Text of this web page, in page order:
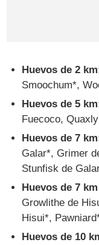
Huevos de 2
Smoochum*,
Huevos de 5
Fuecoco,
Huevos de 7
Galar*, Grimer
Stunfisk de
Huevos de 7
Growlithe de
Hisui*,
Huevos de 10